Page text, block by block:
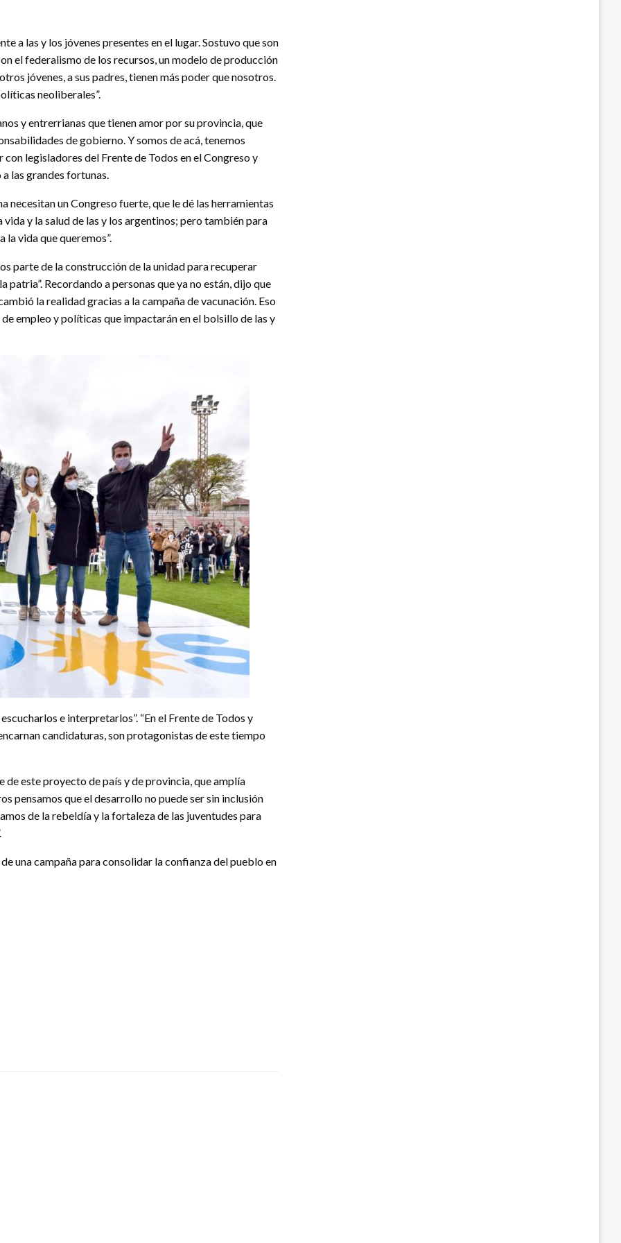
a las y los jóvenes presentes en el lugar. Sostuvo que son
el federalismo de los recursos, un modelo de producción
jóvenes, a sus padres, tienen más poder que nosotros.
neoliberales”.
y entrerrianas que tienen amor por su provincia, que
de gobierno. Y somos de acá, tenemos
legisladores del Frente de Todos en el Congreso y
las grandes fortunas.
necesitan un Congreso fuerte, que le dé las herramientas
y la salud de las y los argentinos; pero también para
vida que queremos”.
parte de la construcción de la unidad para recuperar
Recordando a personas que ya no están, dijo que
la realidad gracias a la campaña de vacunación. Eso
empleo y políticas que impactarán en el bolsillo de las y
e interpretarlos”. “En el Frente de Todos y
candidaturas, son protagonistas de este tiempo
de este proyecto de país y de provincia, que amplía
pensamos que el desarrollo no puede ser sin inclusión
de la rebeldía y la fortaleza de las juventudes para
una campaña para consolidar la confianza del pueblo en